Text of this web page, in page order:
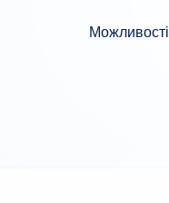
Можливості